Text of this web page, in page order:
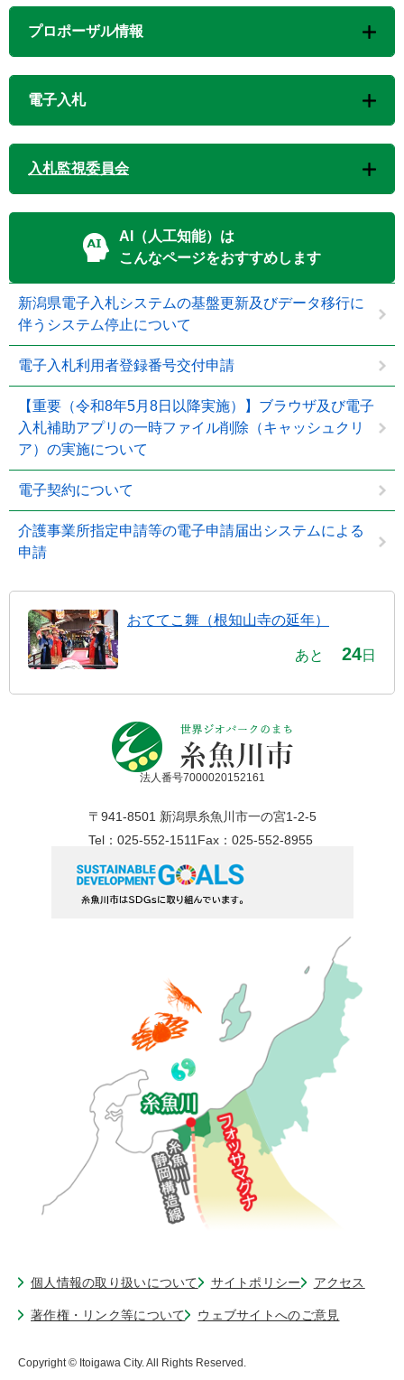
プロポーザル情報
電子入札
入札監視委員会
AI（人工知能）は
こんなページをおすすめします
新潟県電子入札システムの基盤更新及びデータ移行に
伴うシステム停止について
電子入札利用者登録番号交付申請
【重要（令和8年5月8日以降実施）】ブラウザ及び電子
入札補助アプリの一時ファイル削除（キャッシュクリ
ア）の実施について
電子契約について
介護事業所指定申請等の電子申請届出システムによる
申請
おててこ舞（根知山寺の延年）
あと 24日
法人番号7000020152161
〒941-8501 新潟県糸魚川市一の宮1-2-5
Tel：025-552-1511 Fax：025-552-8955
個人情報の取り扱いについて サイトポリシー アクセス
著作権・リンク等について ウェブサイトへのご意見
Copyright © Itoigawa City. All Rights Reserved.